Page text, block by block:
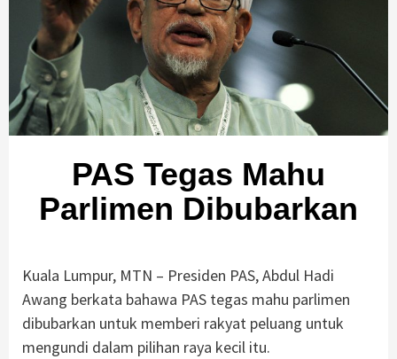
PAS Tegas Mahu
Parlimen Dibubarkan
Kuala Lumpur, MTN – Presiden PAS, Abdul Hadi
Awang berkata bahawa PAS tegas mahu parlimen
dibubarkan untuk memberi rakyat peluang untuk
mengundi dalam pilihan raya kecil itu.